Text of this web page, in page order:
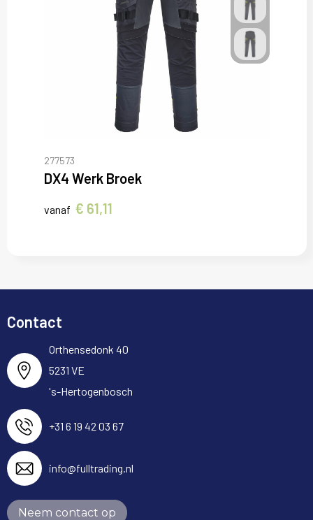
277573
DX4 Werk Broek
vanaf € 61,11
Contact
Orthensedonk 40
5231 VE
's-Hertogenbosch
+31 6 19 42 03 67
info@fulltrading.nl
Neem contact op